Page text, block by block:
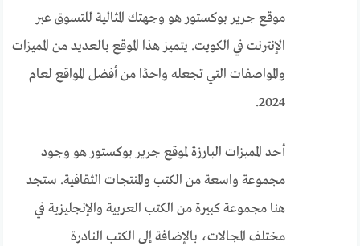
موقع جرير بوكستور هو وجهتك المثالية للتسوق عبر
الإنترنت في الكويت. يتميز هذا الموقع بالعديد من المميزات
والمواصفات التي تجعله واحدًا من أفضل المواقع لعام
2024.
أحد المميزات البارزة لموقع جرير بوكستور هو وجود
مجموعة واسعة من الكتب والمنتجات الثقافية. ستجد
هنا مجموعة كبيرة من الكتب العربية والإنجليزية في
مختلف المجالات، بالإضافة إلى الكتب النادرة